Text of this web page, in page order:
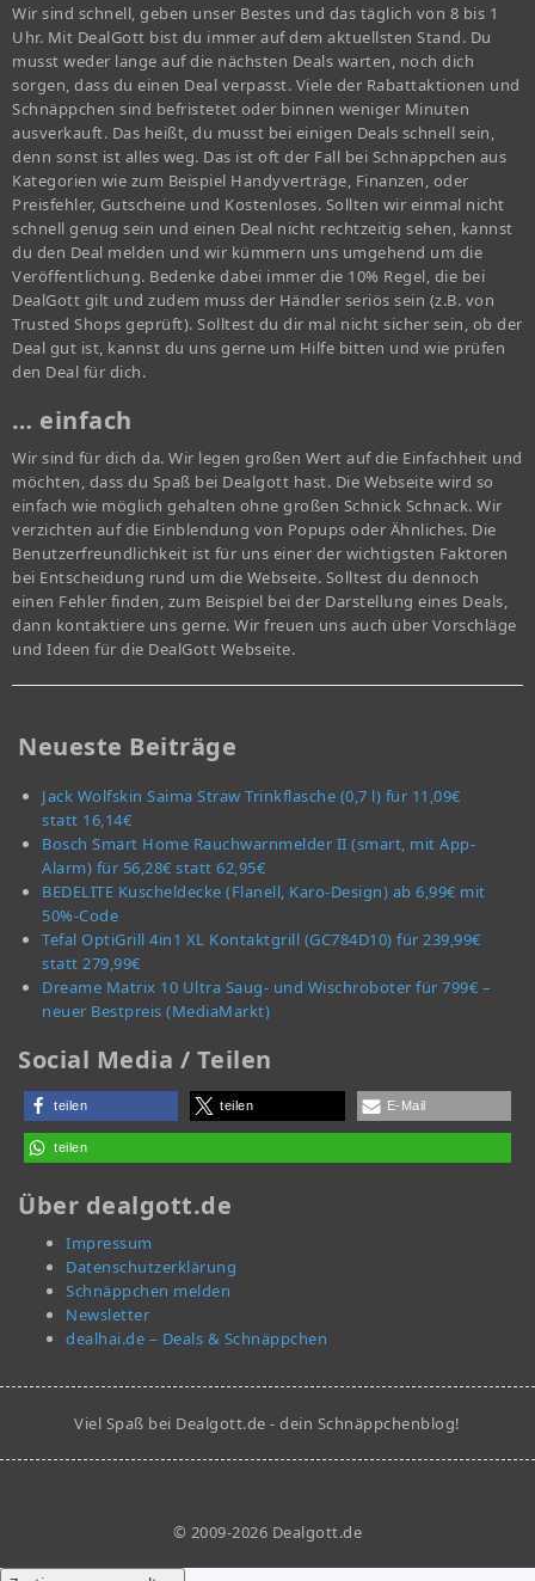
Wir sind schnell, geben unser Bestes und das täglich von 8 bis 1
Uhr. Mit DealGott bist du immer auf dem aktuellsten Stand. Du
musst weder lange auf die nächsten Deals warten, noch dich
sorgen, dass du einen Deal verpasst. Viele der Rabattaktionen und
Schnäppchen sind befristetet oder binnen weniger Minuten
ausverkauft. Das heißt, du musst bei einigen Deals schnell sein,
denn sonst ist alles weg. Das ist oft der Fall bei Schnäppchen aus
Kategorien wie zum Beispiel Handyverträge, Finanzen, oder
Preisfehler, Gutscheine und Kostenloses. Sollten wir einmal nicht
schnell genug sein und einen Deal nicht rechtzeitig sehen, kannst
du den Deal melden und wir kümmern uns umgehend um die
Veröffentlichung. Bedenke dabei immer die 10% Regel, die bei
DealGott gilt und zudem muss der Händler seriös sein (z.B. von
Trusted Shops geprüft). Solltest du dir mal nicht sicher sein, ob der
Deal gut ist, kannst du uns gerne um Hilfe bitten und wie prüfen
den Deal für dich.
… einfach
Wir sind für dich da. Wir legen großen Wert auf die Einfachheit und
möchten, dass du Spaß bei Dealgott hast. Die Webseite wird so
einfach wie möglich gehalten ohne großen Schnick Schnack. Wir
verzichten auf die Einblendung von Popups oder Ähnliches. Die
Benutzerfreundlichkeit ist für uns einer der wichtigsten Faktoren
bei Entscheidung rund um die Webseite. Solltest du dennoch
einen Fehler finden, zum Beispiel bei der Darstellung eines Deals,
dann kontaktiere uns gerne. Wir freuen uns auch über Vorschläge
und Ideen für die DealGott Webseite.
Neueste Beiträge
Jack Wolfskin Saima Straw Trinkflasche (0,7 l) für 11,09€
statt 16,14€
Bosch Smart Home Rauchwarnmelder II (smart, mit App-
Alarm) für 56,28€ statt 62,95€
BEDELITE Kuscheldecke (Flanell, Karo-Design) ab 6,99€ mit
50%-Code
Tefal OptiGrill 4in1 XL Kontaktgrill (GC784D10) für 239,99€
statt 279,99€
Dreame Matrix 10 Ultra Saug- und Wischroboter für 799€ –
neuer Bestpreis (MediaMarkt)
Social Media / Teilen
teilen teilen E-Mail
teilen
Über dealgott.de
Impressum
Datenschutzerklärung
Schnäppchen melden
Newsletter
dealhai.de – Deals & Schnäppchen
Viel Spaß bei Dealgott.de - dein Schnäppchenblog!
© 2009-2026 Dealgott.de